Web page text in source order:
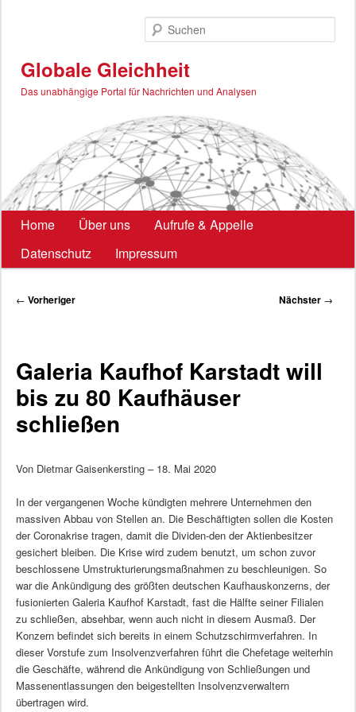
Globale Gleichheit
Das unabhängige Portal für Nachrichten und Analysen
Hauptmenü
Home Über uns
Aufrufe & Appelle
Datenschutz
Impressum
Beitragsnavigation
← Vorheriger Nächster →
Galeria Kaufhof Karstadt will
bis zu 80 Kaufhäuser
schließen
Von Dietmar Gaisenkersting – 18. Mai 2020
In der vergangenen Woche kündigten mehrere Unternehmen den
massiven Abbau von Stellen an. Die Beschäftigten sollen die Kosten
der Coronakrise tragen, damit die Dividen-den der Aktienbesitzer
gesichert bleiben. Die Krise wird zudem benutzt, um schon zuvor
beschlossene Umstrukturierungsmaßnahmen zu beschleunigen. So
war die Ankündigung des größten deutschen Kaufhauskonzerns, der
fusionierten Galeria Kaufhof Karstadt, fast die Hälfte seiner Filialen
zu schließen, absehbar, wenn auch nicht in diesem Ausmaß. Der
Konzern befindet sich bereits in einem Schutzschirmverfahren. In
dieser Vorstufe zum Insolvenzverfahren führt die Chefetage weiterhin
die Geschäfte, während die Ankündigung von Schließungen und
Massenentlassungen den beigestellten Insolvenzverwaltern
übertragen wird.